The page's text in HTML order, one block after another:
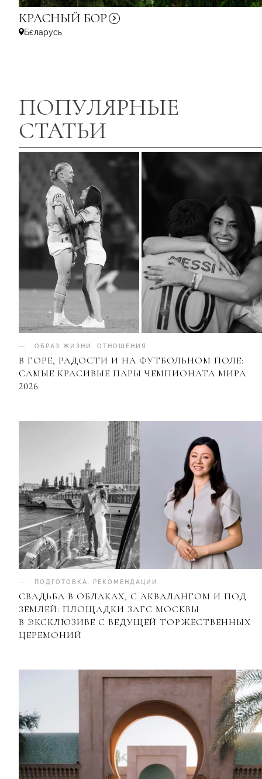
КРАСНЫЙ БОР
Бєларусь
ПОПУЛЯРНЫЕ
СТАТЬИ
ОБРАЗ ЖИЗНИ . ОТНОШЕНИЯ
В ГОРЕ, РАДОСТИ И НА ФУТБОЛЬНОМ ПОЛЕ:
САМЫЕ КРАСИВЫЕ ПАРЫ ЧЕМПИОНАТА МИРА
2026
ПОДГОТОВКА РЕКОМЕНДАЦИИ
СВАДЬБА В ОБЛАКАХ, С АКВАЛАНГОМ И ПОД
ЗЕМЛЕЙ: ПЛОЩАДКИ ЗАГС МОСКВЫ
В ЭКСКЛЮЗИВЕ С ВЕДУЩЕЙ ТОРЖЕСТВЕННЫХ
ЦЕРЕМОНИЙ